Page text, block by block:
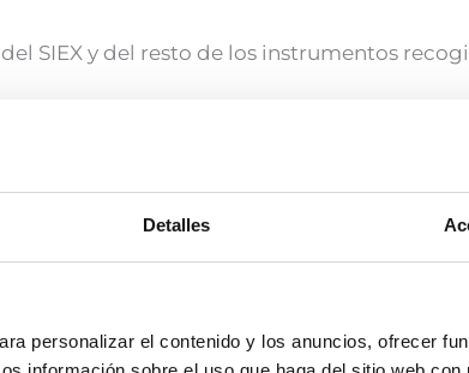
Detalles
personalizar el contenido y los anuncios, ofrecer
SIEX y del resto de los instrumentos
del sector agropecuario en poder de
que los agricultores y empresas realicen
los datos remitidos por los agricultores se
También simplificará la gestión de los